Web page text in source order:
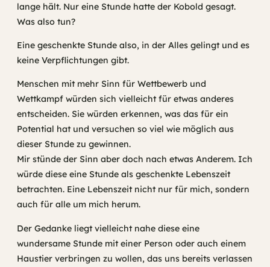
lange hält. Nur eine Stunde hatte der Kobold gesagt.
Was also tun?
Eine geschenkte Stunde also, in der Alles gelingt und es
keine Verpflichtungen gibt.
Menschen mit mehr Sinn für Wettbewerb und
Wettkampf würden sich vielleicht für etwas anderes
entscheiden. Sie würden erkennen, was das für ein
Potential hat und versuchen so viel wie möglich aus
dieser Stunde zu gewinnen.
Mir stünde der Sinn aber doch nach etwas Anderem. Ich
würde diese eine Stunde als geschenkte Lebenszeit
betrachten. Eine Lebenszeit nicht nur für mich, sondern
auch für alle um mich herum.
Der Gedanke liegt vielleicht nahe diese eine
wundersame Stunde mit einer Person oder auch einem
Haustier verbringen zu wollen, das uns bereits verlassen